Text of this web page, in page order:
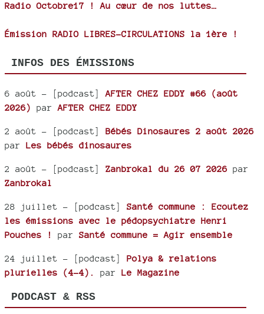
Radio Octobre17 ! Au cœur de nos luttes…
Émission RADIO LIBRES-CIRCULATIONS la 1ère !
INFOS DES ÉMISSIONS
6 août - [podcast] AFTER CHEZ EDDY #66 (août
2026)
par AFTER CHEZ EDDY
2 août - [podcast] Bébés Dinosaures 2 août 2026
par Les bébés dinosaures
2 août - [podcast] Zanbrokal du 26 07 2026 par
Zanbrokal
28 juillet - [podcast] Santé commune : Ecoutez
les émissions avec le pédopsychiatre Henri
Pouches !
par Santé commune = Agir ensemble
24 juillet - [podcast] Polya & relations
plurielles (4-4).
par Le Magazine
PODCAST & RSS